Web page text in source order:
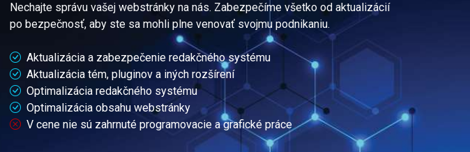
Nechajte správu vašej webstránky na nás. Zabezpečíme všetko od aktualizácií
po bezpečnosť, aby ste sa mohli plne venovať svojmu podnikaniu.
Aktualizácia a zabezpečenie redakčného systému
Aktualizácia tém, pluginov a iných rozšírení
Optimalizácia redakčného systému
Optimalizácia obsahu webstránky
V cene nie sú zahrnuté programovacie a grafické práce